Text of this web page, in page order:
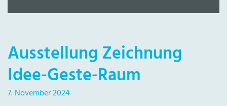
Ausstellung Zeichnung
Idee-Geste-Raum
7. November 2024